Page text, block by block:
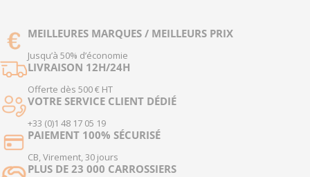
MEILLEURES MARQUES / MEILLEURS PRIX
Jusqu’à 50% d’économie
LIVRAISON 12H/24H
Offerte dès 500 € HT
VOTRE SERVICE CLIENT DÉDIÉ
+33 (0)1 48 17 05 19
PAIEMENT 100% SÉCURISÉ
CB, Virement, 30 jours
PLUS DE 23 000 CARROSSIERS